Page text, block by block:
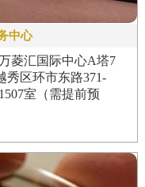
中心
菱汇国际中心A塔7
秀区环市东路371-
室（需提前预